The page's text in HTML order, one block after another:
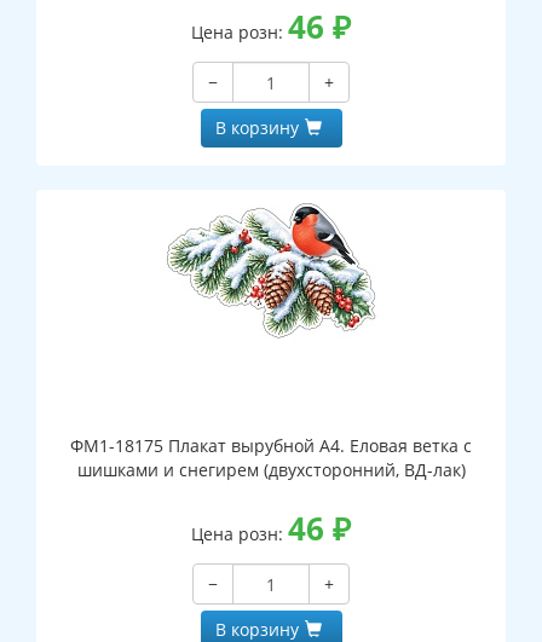
Цена розн: 46 ₽
−
+
В корзину
ФМ1-18175 Плакат вырубной А4. Еловая ветка с
шишками и снегирем (двухсторонний, ВД-лак)
Цена розн: 46 ₽
−
+
В корзину